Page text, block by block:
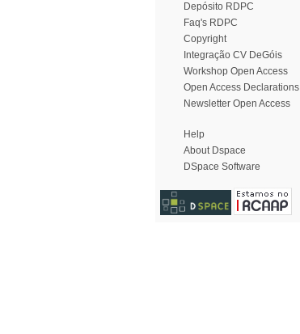
Depósito RDPC
Faq's RDPC
Copyright
Integração CV DeGóis
Workshop Open Access
Open Access Declarations
Newsletter Open Access
Help
About Dspace
DSpace Software